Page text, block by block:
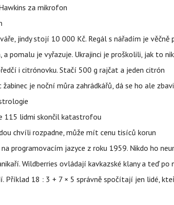
za mikrofon
jindy stojí 10 000 Kč. Regál s nářadím je věčně
pomalu je vyřazuje. Ukrajinci je proškolili, jak to
i citrónovku. Stačí 500 g rajčat a jeden citrón
je noční můra zahrádkářů, dá se ho ale
115 lidmi skončil katastrofou
chvíli rozpadne, může mít cenu tisíců korun
programovacím jazyce z roku 1959. Nikdo ho
Wildberries ovládají kavkazské klany a teď po
Příklad 18 : 3 + 7 × 5 správně spočítají jen lidé,